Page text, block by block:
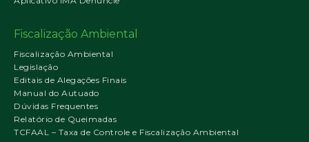
Fiscalização Ambiental
Fiscalização Ambiental
Legislação
Editais de Alegações Finais
Manual do Autuado
Dúvidas Frequentes
Relatório de Queimadas
TCFAAL – Taxa de Controle e Fiscalização Ambiental